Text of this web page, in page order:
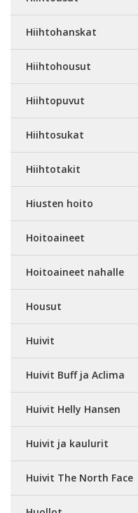
Hiihtohanskat
Hiihtohousut
Hiihtopuvut
Hiihtosukat
Hiihtotakit
Hiusten hoito
Hoitoaineet
Hoitoaineet nahalle
Housut
Huivit
Huivit Buff ja Aclima
Huivit Helly Hansen
Huivit ja kaulurit
Huivit The North Face